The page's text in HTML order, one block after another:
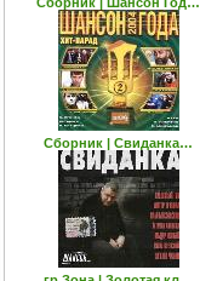
Сборник | Свиданка…